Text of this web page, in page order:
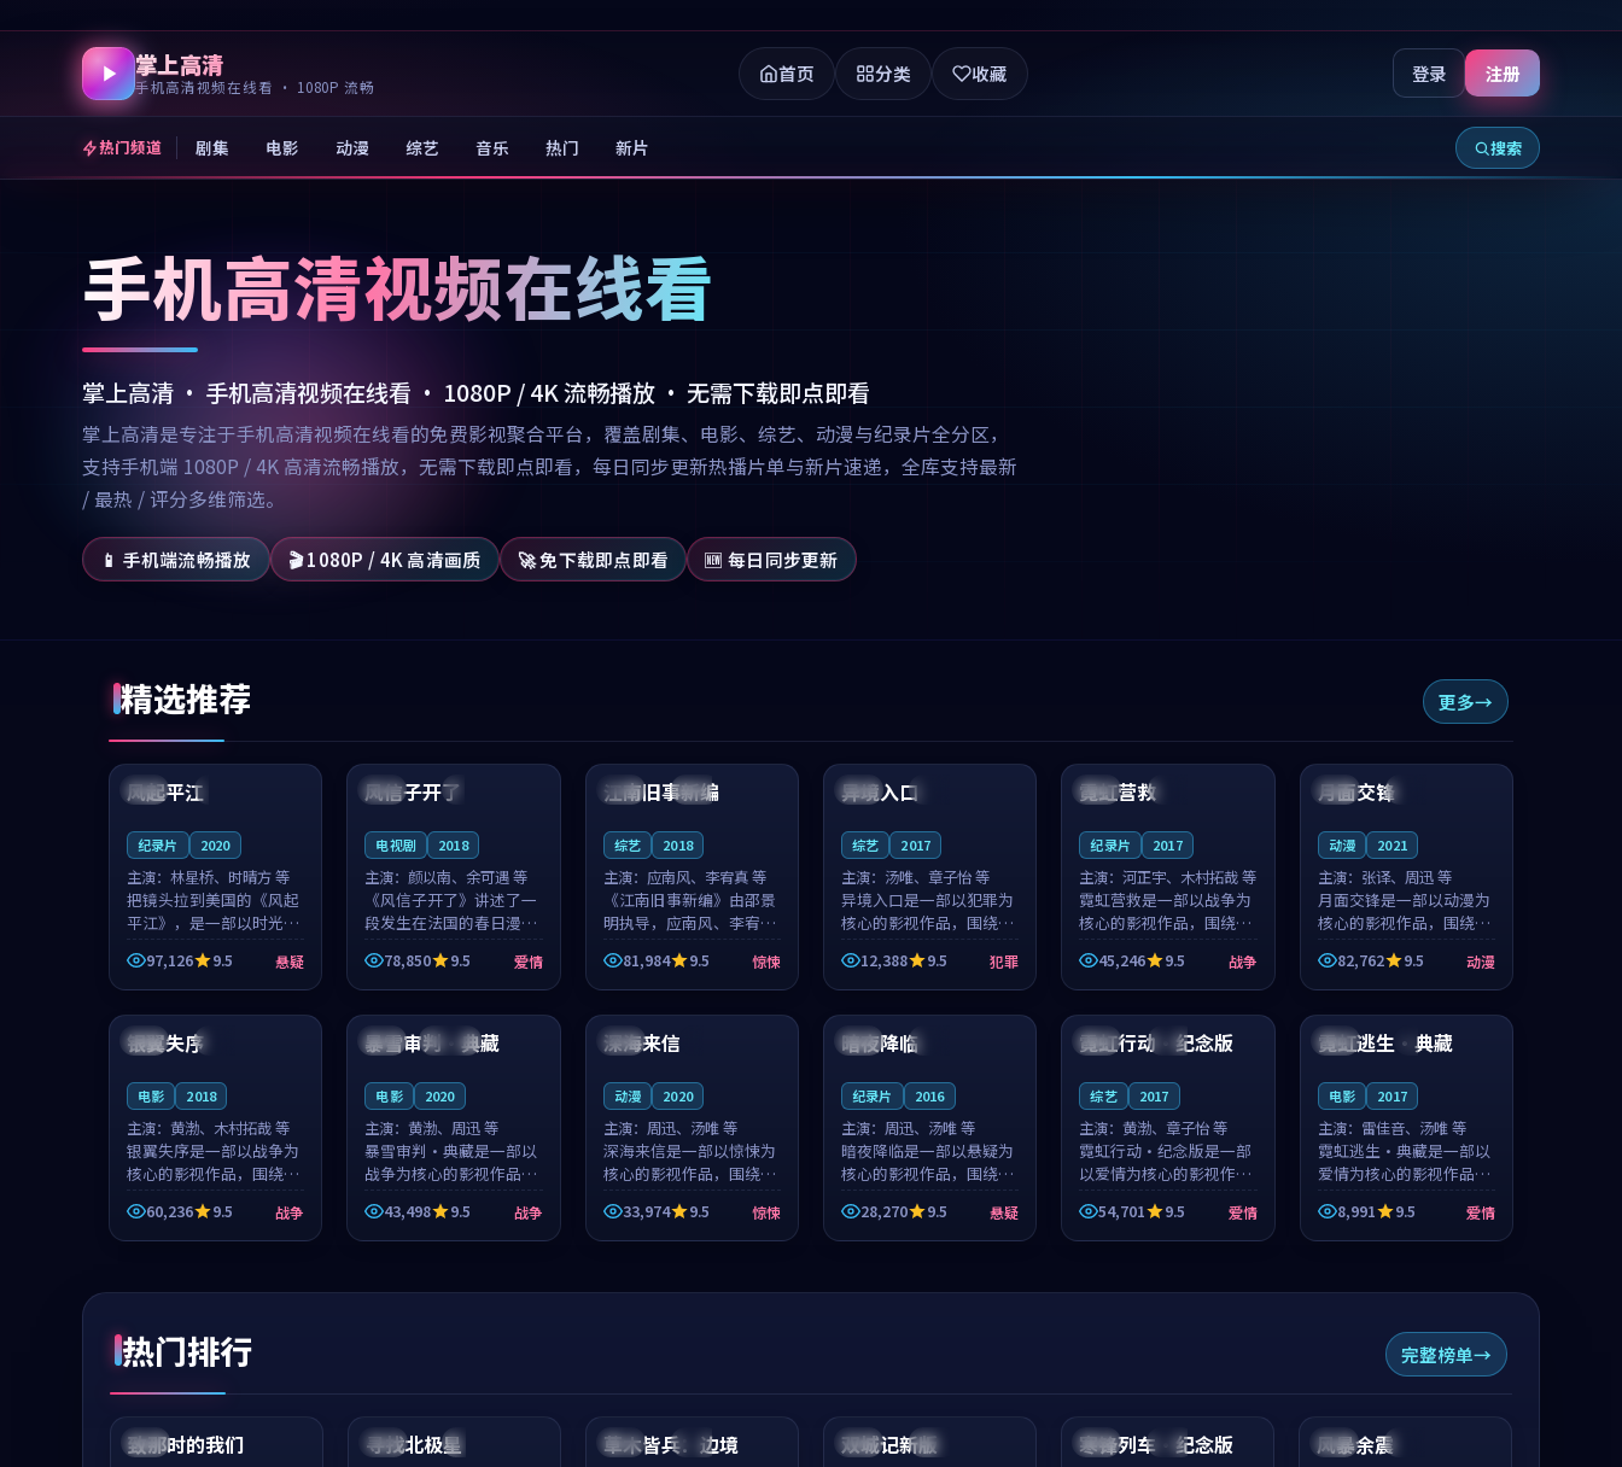
掌上高清
手机高清视频在线看 · 1080P 流畅
首页 分类 收藏 登录 注册
热门频道 剧集 电影 动漫 综艺 音乐 热门 新片 搜索
手机高清视频在线看
掌上高清 · 手机高清视频在线看 · 1080P / 4K 流畅播放 · 无需下载即点即看
掌上高清是专注于手机高清视频在线看的免费影视聚合平台，覆盖剧集、电影、综艺、动漫与纪录片全分区，
支持手机端 1080P / 4K 高清流畅播放，无需下载即点即看，每日同步更新热播片单与新片速递，全库支持最新
/ 最热 / 评分多维筛选。
📱 手机端流畅播放 🎬 1080P / 4K 高清画质 🚀 免下载即点即看 🆕 每日同步更新
精选推荐 更多
美国
99:07
风起平江
纪录片 2020
主演： 林星桥、时晴方 等
把镜头拉到美国的《风起
平江》，是一部以时光记
忆为底色的悬疑作品。林
星桥和时晴方贡献了2020
年颇受关注的合作演出，
影片在情感层次与现实质
感之间游...
97,126 9.5 悬疑
法国 4K
99:21
风信子开了
电视剧 2018
主演：颜以南、余可遇 等
《风信子开了》讲述了一
段发生在法国的春日漫步
故事。颜以南饰演的主角
与余可遇的角色因一场意
外卷入更深的纠葛，爱情
元素贯穿始终，节奏稳健
而富有张力，...
78,850 9.5 爱情
日本 院线
99:53
江南旧事新编
综艺 2018
主演： 应南风、李宥真 等
《江南旧事新编》由邵景
明执导，应南风、李宥真
领衔主演，是一部2018年
上映的日本惊悚综艺。影
片以邻里温情为切入，呈
现一段从初遇到告别都浸
着真实情...
81,984 9.5 惊悚
泰国
99:39
异境入口
综艺 2017
主演： 汤唯、章子怡 等
异境入口是一部以犯罪为
核心的影视作品，围绕危
机、反转与人物成长展
开，整体节奏紧凑，值得
推荐观看。
12,388 9.5 犯罪
日本
99:23
霓虹营救
纪录片 2017
主演：河正宇、木村拓哉 等
霓虹营救是一部以战争为
核心的影视作品，围绕危
机、反转与人物成长展
开，整体节奏紧凑，值得
推荐观看。
45,246 9.5 战争
韩国
92:59
月面交锋
动漫 2021
主演： 张译、周迅 等
月面交锋是一部以动漫为
核心的影视作品，围绕危
机、反转与人物成长展
开，整体节奏紧凑，值得
推荐观看。
82,762 9.5 动漫
泰国
96:32
银翼失序
电影 2018
主演： 黄渤、木村拓哉 等
银翼失序是一部以战争为
核心的影视作品，围绕危
机、反转与人物成长展
开，整体节奏紧凑，值得
推荐观看。
60,236 9.5 战争
中国 连载中
99:50
暴雪审判·典藏
电影 2020
主演：黄渤、周迅 等
暴雪审判·典藏是一部以
战争为核心的影视作品，
围绕危机、反转与人物成
长展开，整体节奏紧凑，
值得推荐观看。
43,498 9.5 战争
日本
99:45
深海来信
动漫 2020
主演： 周迅、汤唯 等
深海来信是一部以惊悚为
核心的影视作品，围绕危
机、反转与人物成长展
开，整体节奏紧凑，值得
推荐观看。
33,974 9.5 惊悚
中国
99:51
暗夜降临
纪录片 2016
主演： 周迅、汤唯 等
暗夜降临是一部以悬疑为
核心的影视作品，围绕危
机、反转与人物成长展
开，整体节奏紧凑，值得
推荐观看。
28,270 9.5 悬疑
泰国 杜比
99:50
霓虹行动·纪念版
综艺 2017
主演：黄渤、章子怡 等
霓虹行动·纪念版是一部
以爱情为核心的影视作
品，围绕危机、反转与人
物成长展开，整体节奏紧
凑，值得推荐观看。
54,701 9.5 爱情
日本 4K
93:18
霓虹逃生·典藏
电影 2017
主演： 雷佳音、汤唯 等
霓虹逃生·典藏是一部以
爱情为核心的影视作品，
围绕危机、反转与人物成
长展开，整体节奏紧凑，
值得推荐观看。
8,991 9.5 爱情
热门排行 完整榜单
中国 4K
99:22
致那时的我们 中国 4K
99:18
寻找北极星 泰国 独播
99:44
草木皆兵：边境 中国 独播
99:40
双城记新版 日本 院线
99:45
寒锋列车·纪念版 韩国
99:31
风暴余震